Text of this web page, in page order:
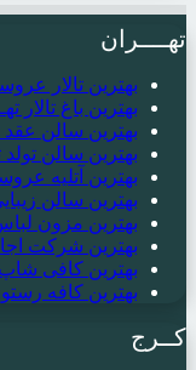
تهــــران
بهترین تالار
بهترین باغ تالار
بهترین سالن عقد
بهترین سالن تولد
بهترین آتلیه
بهترین سالن
بهترین مزون
بهترین شرکت
بهترین کافی شاپ
بهترین کافه
کــرج